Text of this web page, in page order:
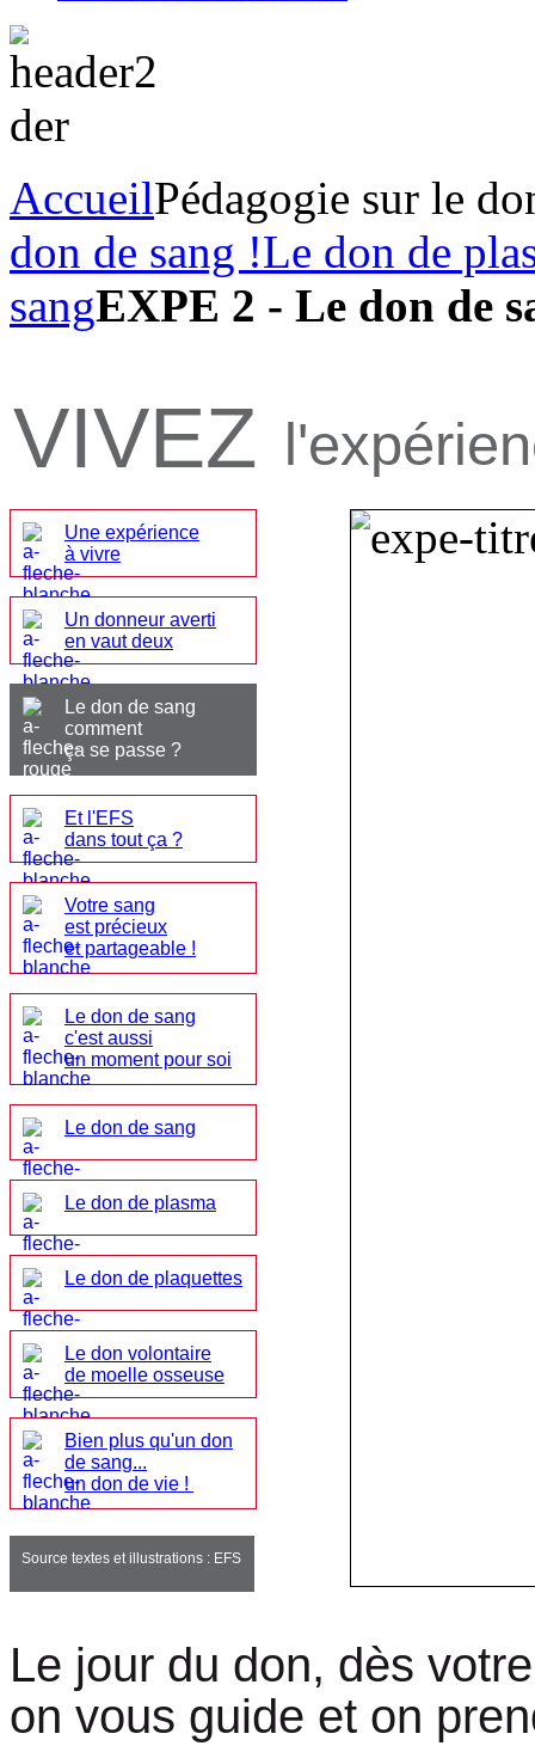
AccueilPédagogie sur le
don de sang !Le don de
sangEXPE 2 - Le don de
VIVEZ
Une expérience
à vivre
Un donneur averti
en vaut deux
Le don de sang
comment
ça se passe ?
Et l'EFS
dans tout ça ?
Votre sang
est précieux
et partageable !
Le don de sang
c'est aussi
un moment pour soi
Le don de sang
Le don de plasma
Le don de plaquettes
Le don volontaire
de moelle osseuse
Bien plus qu'un don
de sang...
un don de vie !
Source textes et illustrations : EFS
Le jour du don, dès
on vous guide et on